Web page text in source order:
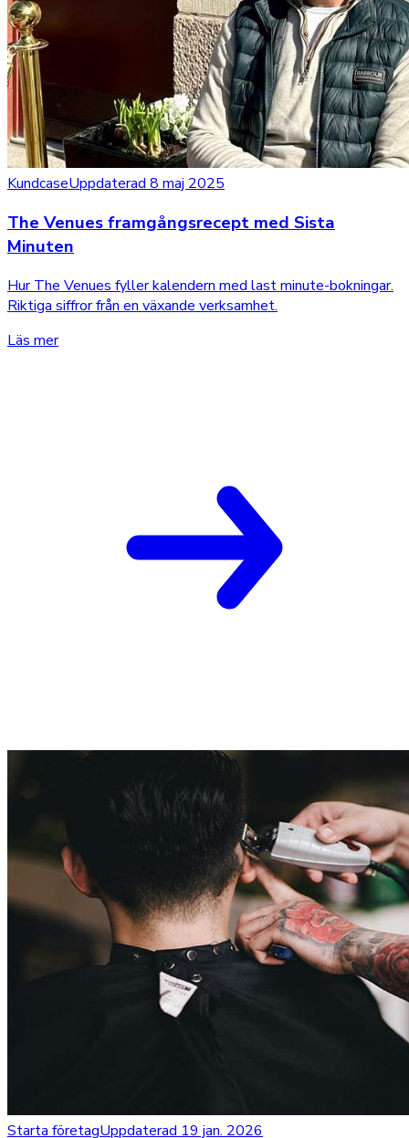
KundcaseUppdaterad 8 maj 2025
The Venues framgångsrecept med Sista
Minuten
Hur The Venues fyller kalendern med last minute-bokningar.
Riktiga siffror från en växande verksamhet.
Läs mer
Starta företagUppdaterad 19 jan. 2026